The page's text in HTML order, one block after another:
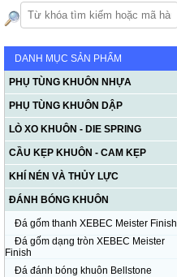
DANH MỤC SẢN PHẨM
PHỤ TÙNG KHUÔN NHỰA
PHỤ TÙNG KHUÔN DẬP
LÒ XO KHUÔN - DIE SPRING
CẦU KẸP KHUÔN - CAM KẸP
KHÍ NÉN VÀ THỦY LỰC
ĐÁNH BÓNG KHUÔN
Đá gốm thanh XEBEC Meister Finish
Đá gốm dạng tròn XEBEC Meister
Finish
Đá đánh bóng khuôn Bellstone